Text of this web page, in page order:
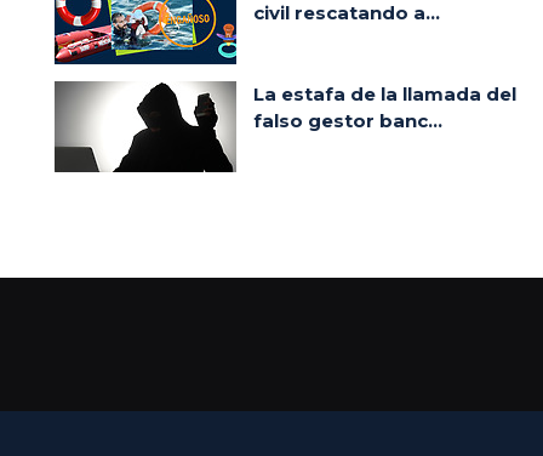
civil rescatando a...
La estafa de la llamada del
falso gestor banc...